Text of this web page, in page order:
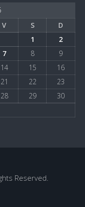
V S
D
1
2
7 8
9
14 15
16
21 22
23
28 29
30
Reserved.